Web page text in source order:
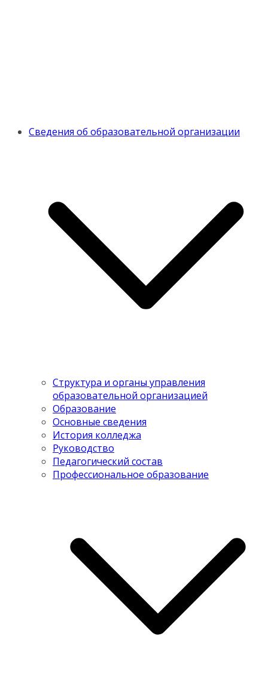
Сведения об образовательной организации
Структура и органы управления
образовательной организацией
Образование
Основные сведения
История колледжа
Руководство
Педагогический состав
Профессиональное образование